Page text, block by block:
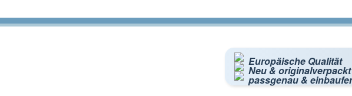
Europäische Qualität
Neu & originalverpackt
passgenau &